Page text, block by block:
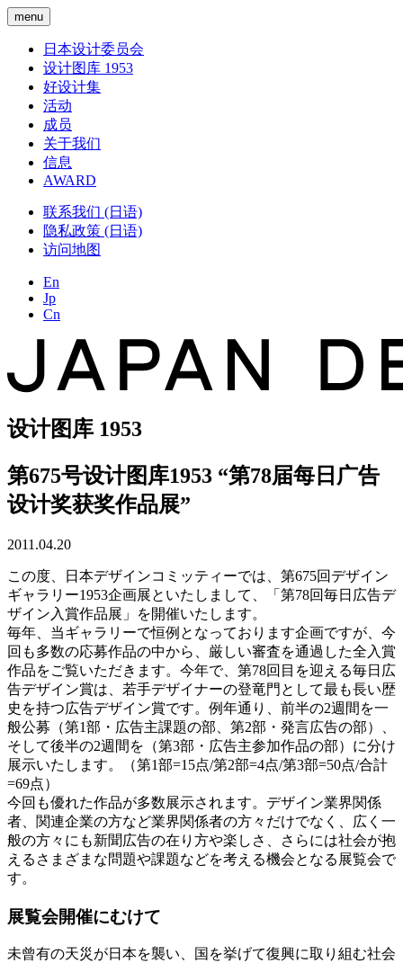
menu
日本设计委员会
设计图库 1953
好设计集
活动
成员
关于我们
信息
AWARD
联系我们 (日语)
隐私政策 (日语)
访问地图
En
Jp
Cn
设计图库 1953
第675号设计图库1953 “第78届每日广告
设计奖获奖作品展”
2011.04.20
この度、日本デザインコミッティーでは、第675回デザイン
ギャラリー1953企画展といたしまして、「第78回毎日広告デ
ザイン入賞作品展」を開催いたします。
毎年、当ギャラリーで恒例となっております企画ですが、今
回も多数の応募作品の中から、厳しい審査を通過した全入賞
作品をご覧いただきます。今年で、第78回目を迎える毎日広
告デザイン賞は、若手デザイナーの登竜門として最も長い歴
史を持つ広告デザイン賞です。例年通り、前半の2週間を一
般公募（第1部・広告主課題の部、第2部・発言広告の部）、
そして後半の2週間を（第3部・広告主参加作品の部）に分け
展示いたします。（第1部=15点/第2部=4点/第3部=50点/合計
=69点）
今回も優れた作品が多数展示されます。デザイン業界関係
者、関連企業の方など業界関係者の方々だけでなく、広く一
般の方々にも新聞広告の在り方や楽しさ、さらには社会が抱
えるさまざまな問題や課題などを考える機会となる展覧会で
す。
展覧会開催にむけて
未曾有の天災が日本を襲い、国を挙げて復興に取り組む社会